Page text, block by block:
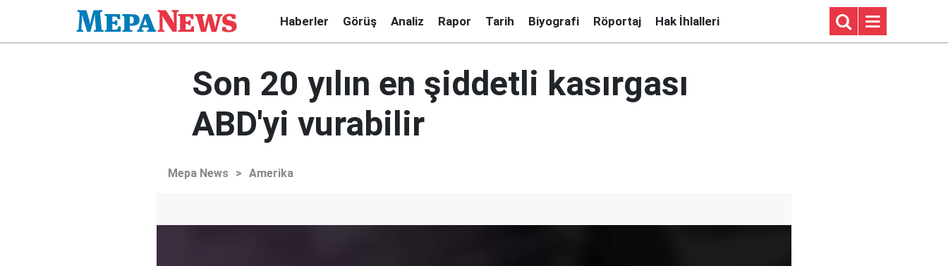
Haberler Görüş Analiz Rapor Tarih Biyografi Röportaj Hak İhlalleri
Son 20 yılın en şiddetli kasırgası
ABD'yi vurabilir
Mepa News > Amerika